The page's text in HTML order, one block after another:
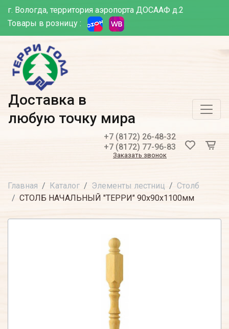
г. Вологда, территория аэропорта ДОСААФ д.2
Товары в розницу :
Доставка в
любую точку мира
+7 (8172) 26-48-32
+7 (8172) 77-96-83
Заказать звонок
Главная Каталог Элементы лестниц
Столб
СТОЛБ НАЧАЛЬНЫЙ "ТЕРРИ" 90х90х1100мм